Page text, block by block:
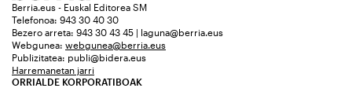
Berria.eus - Euskal Editorea SM
Telefonoa: 943 30 40 30
Bezero arreta: 943 30 43 45 | laguna@berria.eus
Webgunea: webgunea@berria.eus
Publizitatea: publi@bidera.eus
Harremanetan jarri
ORRIALDE KORPORATIBOAK